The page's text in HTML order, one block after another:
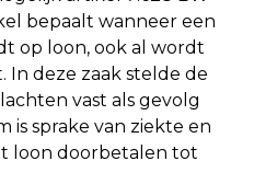
bepaalt wanneer een
op loon, ook al wordt
deze zaak stelde de
vast als gevolg
is sprake van ziekte en
loon doorbetalen tot